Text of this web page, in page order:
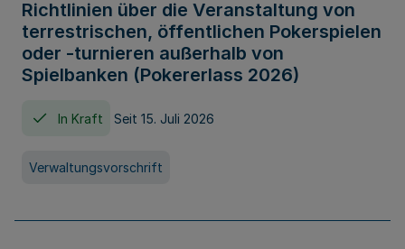
Richtlinien über die Veranstaltung von
terrestrischen, öffentlichen Pokerspielen
oder -turnieren außerhalb von
Spielbanken (Pokererlass 2026)
In Kraft Seit 15. Juli 2026
Verwaltungsvorschrift